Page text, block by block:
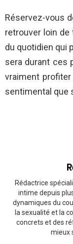
Réservez-vous
retrouver loin
du quotidien qui
sera durant ces
vraiment profiter
sentimental que
Rédactrice
intime depuis
dynamiques du
la sexualité et la
concrets et des
mieux